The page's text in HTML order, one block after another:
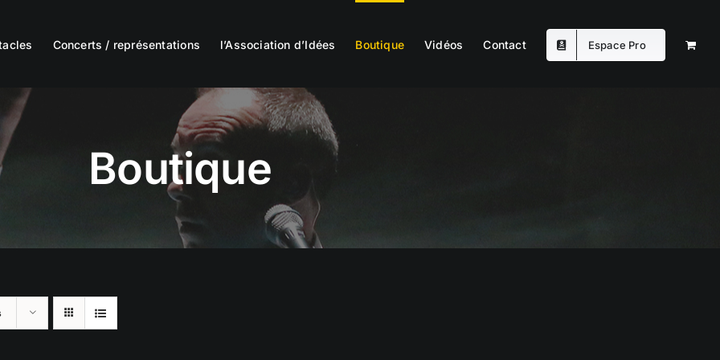
Concerts / représentations l’Association d’Idées Boutique Vidéos Contact Espace Pro
Boutique